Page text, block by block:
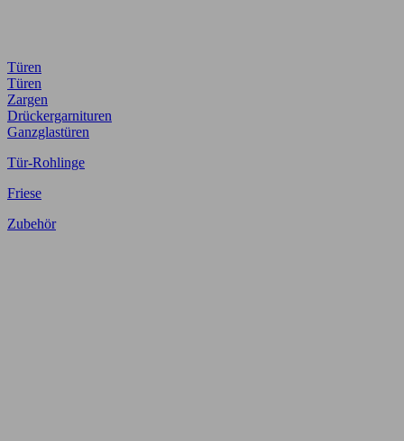
Türen
Türen
Zargen
Drückergarnituren
Ganzglastüren
Tür-Rohlinge
Friese
Zubehör